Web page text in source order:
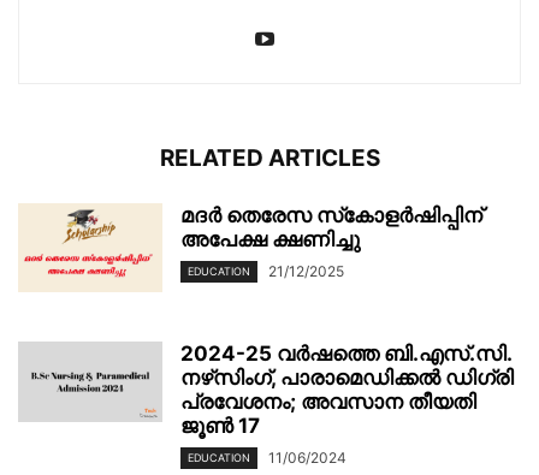
RELATED ARTICLES
മദർ തെരേസ സ്‌കോളർഷിപ്പിന്
അപേക്ഷ ക്ഷണിച്ചു
EDUCATION 21/12/2025
2024-25 വർഷത്തെ ബി.എസ്.സി.
നഴ്‌സിംഗ്, പാരാമെഡിക്കൽ ഡിഗ്രി
പ്രവേശനം; അവസാന തീയതി
ജൂൺ 17
EDUCATION 11/06/2024